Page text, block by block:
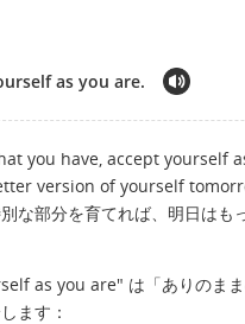
as you are.
you have, accept
version of yourself
な部分を育てれば、明日はも
as you are" は「ありのま
ます：